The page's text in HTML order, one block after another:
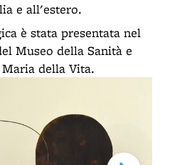
e all'estero.
è stata presentata nel
Museo della Sanità e
Maria della Vita.